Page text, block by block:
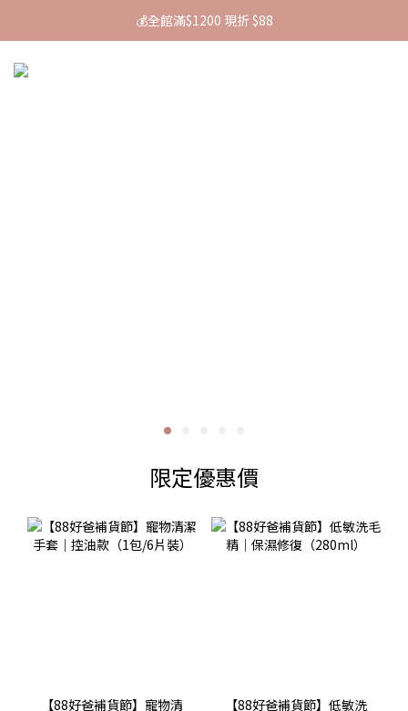
🚚 全館消費滿$880即免運
💰全館滿$1200 現折 $88
限定優惠價
【88好爸補貨節】寵物清
【88好爸補貨節】低敏洗